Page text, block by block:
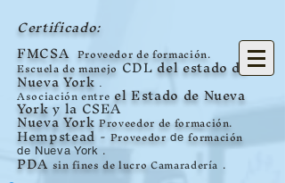
Certificado:
FMCSA Proveedor de formación.
Escuela de manejoCDLdel estado de
Nueva York .
Asociación entre el Estado de Nueva
Yorky la CSEA
Nueva YorkProveedor de formación.
Hempstead-Proveedor deformación
de Nueva York .
PDAsin fines de lucroCamaradería .